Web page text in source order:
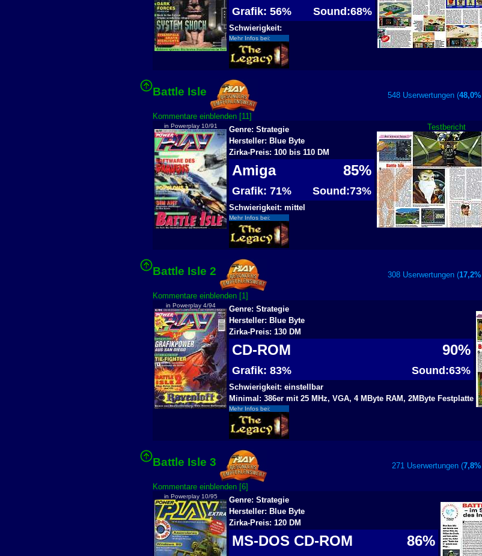
Grafik: 56% Sound:68%
Schwierigkeit:
Mehr Infos bei:
Battle Isle 548 Userwertungen (48,0%
Kommentare einblenden [11]
in Powerplay 10/91 Testbericht
Genre: Strategie
Hersteller: Blue Byte
Zirka-Preis: 100 bis 110 DM
Amiga 85%
Grafik: 71% Sound:73%
Schwierigkeit: mittel
Mehr Infos bei:
Battle Isle 2 308 Userwertungen (17,2%
Kommentare einblenden [1]
in Powerplay 4/94
Genre: Strategie
Hersteller: Blue Byte
Zirka-Preis: 130 DM
CD-ROM 90%
Grafik: 83% Sound:63%
Schwierigkeit: einstellbar
Minimal: 386er mit 25 MHz, VGA, 4 MByte RAM, 2MByte Festplatte
Mehr Infos bei:
Battle Isle 3 271 Userwertungen (7,8%
Kommentare einblenden [6]
in Powerplay 10/95
Genre: Strategie
Hersteller: Blue Byte
Zirka-Preis: 120 DM
MS-DOS CD-ROM 86%